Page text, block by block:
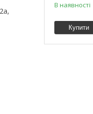
В наявності
Купити